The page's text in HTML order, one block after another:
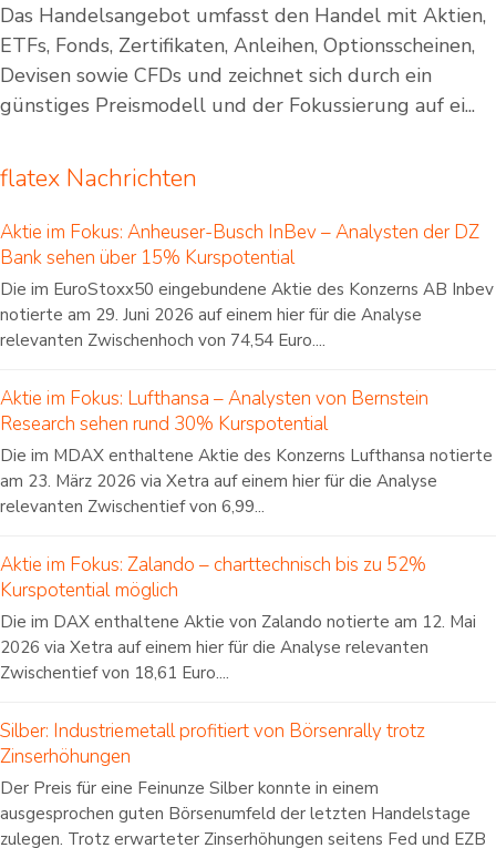
Das Handelsangebot umfasst den Handel mit Aktien,
ETFs, Fonds, Zertifikaten, Anleihen, Optionsscheinen,
Devisen sowie CFDs und zeichnet sich durch ein
günstiges Preismodell und der Fokussierung auf ei...
flatex Nachrichten
Aktie im Fokus: Anheuser-Busch InBev – Analysten der DZ
Bank sehen über 15% Kurspotential
Die im EuroStoxx50 eingebundene Aktie des Konzerns AB Inbev
notierte am 29. Juni 2026 auf einem hier für die Analyse
relevanten Zwischenhoch von 74,54 Euro....
Aktie im Fokus: Lufthansa – Analysten von Bernstein
Research sehen rund 30% Kurspotential
Die im MDAX enthaltene Aktie des Konzerns Lufthansa notierte
am 23. März 2026 via Xetra auf einem hier für die Analyse
relevanten Zwischentief von 6,99...
Aktie im Fokus: Zalando – charttechnisch bis zu 52%
Kurspotential möglich
Die im DAX enthaltene Aktie von Zalando notierte am 12. Mai
2026 via Xetra auf einem hier für die Analyse relevanten
Zwischentief von 18,61 Euro....
Silber: Industriemetall profitiert von Börsenrally trotz
Zinserhöhungen
Der Preis für eine Feinunze Silber konnte in einem
ausgesprochen guten Börsenumfeld der letzten Handelstage
zulegen. Trotz erwarteter Zinserhöhungen seitens Fed und EZB